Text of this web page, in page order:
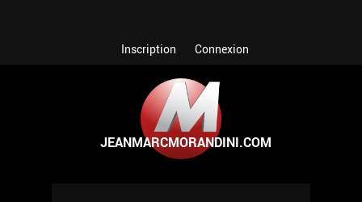
Inscription Connexion